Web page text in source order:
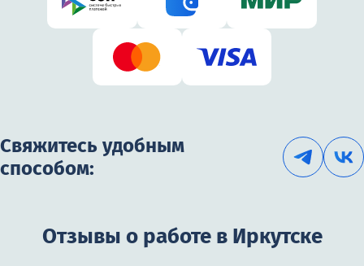
Свяжитесь удобным
способом:
Отзывы о работе в Иркутске